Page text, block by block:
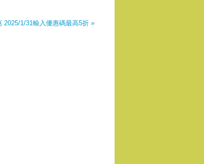
2025/1/31輸入優惠碼最高5折 »